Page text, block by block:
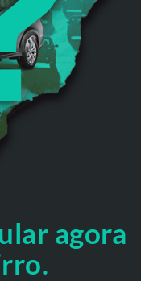
agora